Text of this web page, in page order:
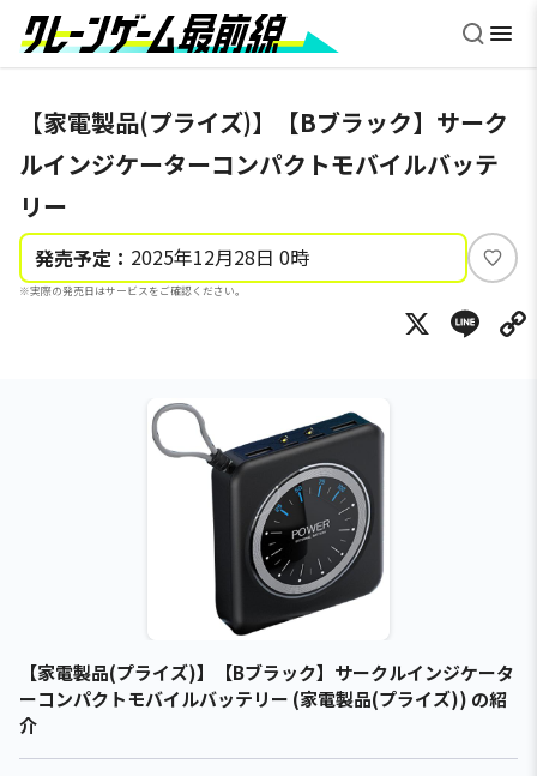
【家電製品(プライズ)】【Bブラック】サーク
ルインジケーターコンパクトモバイルバッテ
リー
発売予定： 2025年12月28日 0時
※実際の発売日はサービスをご確認ください。
い
ね
X
【家電製品(プライズ)】【Bブラック】サークルインジケータ
ーコンパクトモバイルバッテリー (家電製品(プライズ)) の紹
介